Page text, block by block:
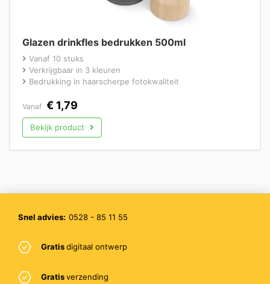
Glazen drinkfles bedrukken 500ml
Vanaf 10 stuks
Verkrijgbaar in 3 kleuren
Bedrukking in haarscherpe fotokwaliteit
Vanaf € 1,79
Bekijk product
Snel advies: 0528 - 85 11 55
Gratisdigitaal ontwerp
Gratisverzending